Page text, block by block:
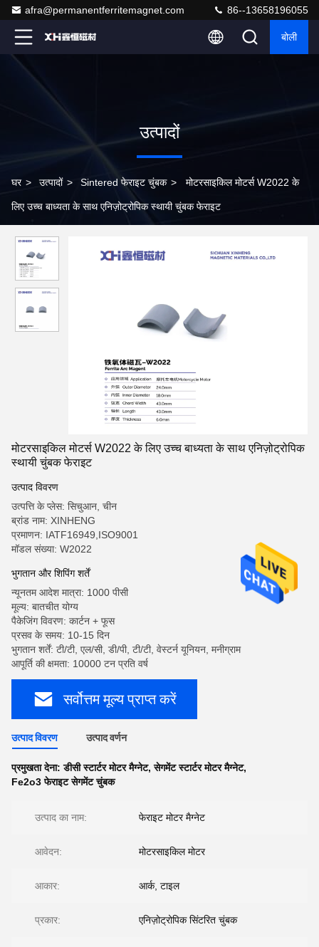
afra@permanentferritemagnet.com 86--13658196055
बोली
उत्पादों
घर > उत्पादों > Sintered फेराइट चुंबक > मोटरसाइकिल मोटर्स W2022 के
लिए उच्च बाध्यता के साथ एनिज़ोट्रोपिक स्थायी चुंबक फेराइट
मोटरसाइकिल मोटर्स W2022 के लिए उच्च बाध्यता के साथ एनिज़ोट्रोपिक
स्थायी चुंबक फेराइट
उत्पाद विवरण
उत्पत्ति के प्लेस: सिचुआन, चीन
ब्रांड नाम: XINHENG
प्रमाणन: IATF16949,ISO9001
मॉडल संख्या: W2022
भुगतान और शिपिंग शर्तें
न्यूनतम आदेश मात्रा: 1000 पीसी
मूल्य: बातचीत योग्य
पैकेजिंग विवरण: कार्टन + फूस
प्रसव के समय: 10-15 दिन
भुगतान शर्तें: टी/टी, एल/सी, डी/पी, टी/टी, वेस्टर्न यूनियन, मनीग्राम
आपूर्ति की क्षमता: 10000 टन प्रति वर्ष
सर्वोत्तम मूल्य प्राप्त करें
उत्पाद विवरण उत्पाद वर्णन
प्रमुखता देना:डीसी स्टार्टर मोटर मैग्नेट,सेगमेंट स्टार्टर मोटर मैग्नेट,
Fe2o3 फेराइट सेगमेंट चुंबक
उत्पाद का नाम: फेराइट मोटर मैग्नेट
आवेदन: मोटरसाइकिल मोटर
आकार: आर्क, टाइल
प्रकार: एनिज़ोट्रोपिक सिंटरित चुंबक